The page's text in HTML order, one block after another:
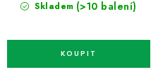
Skladem (>10 balení)